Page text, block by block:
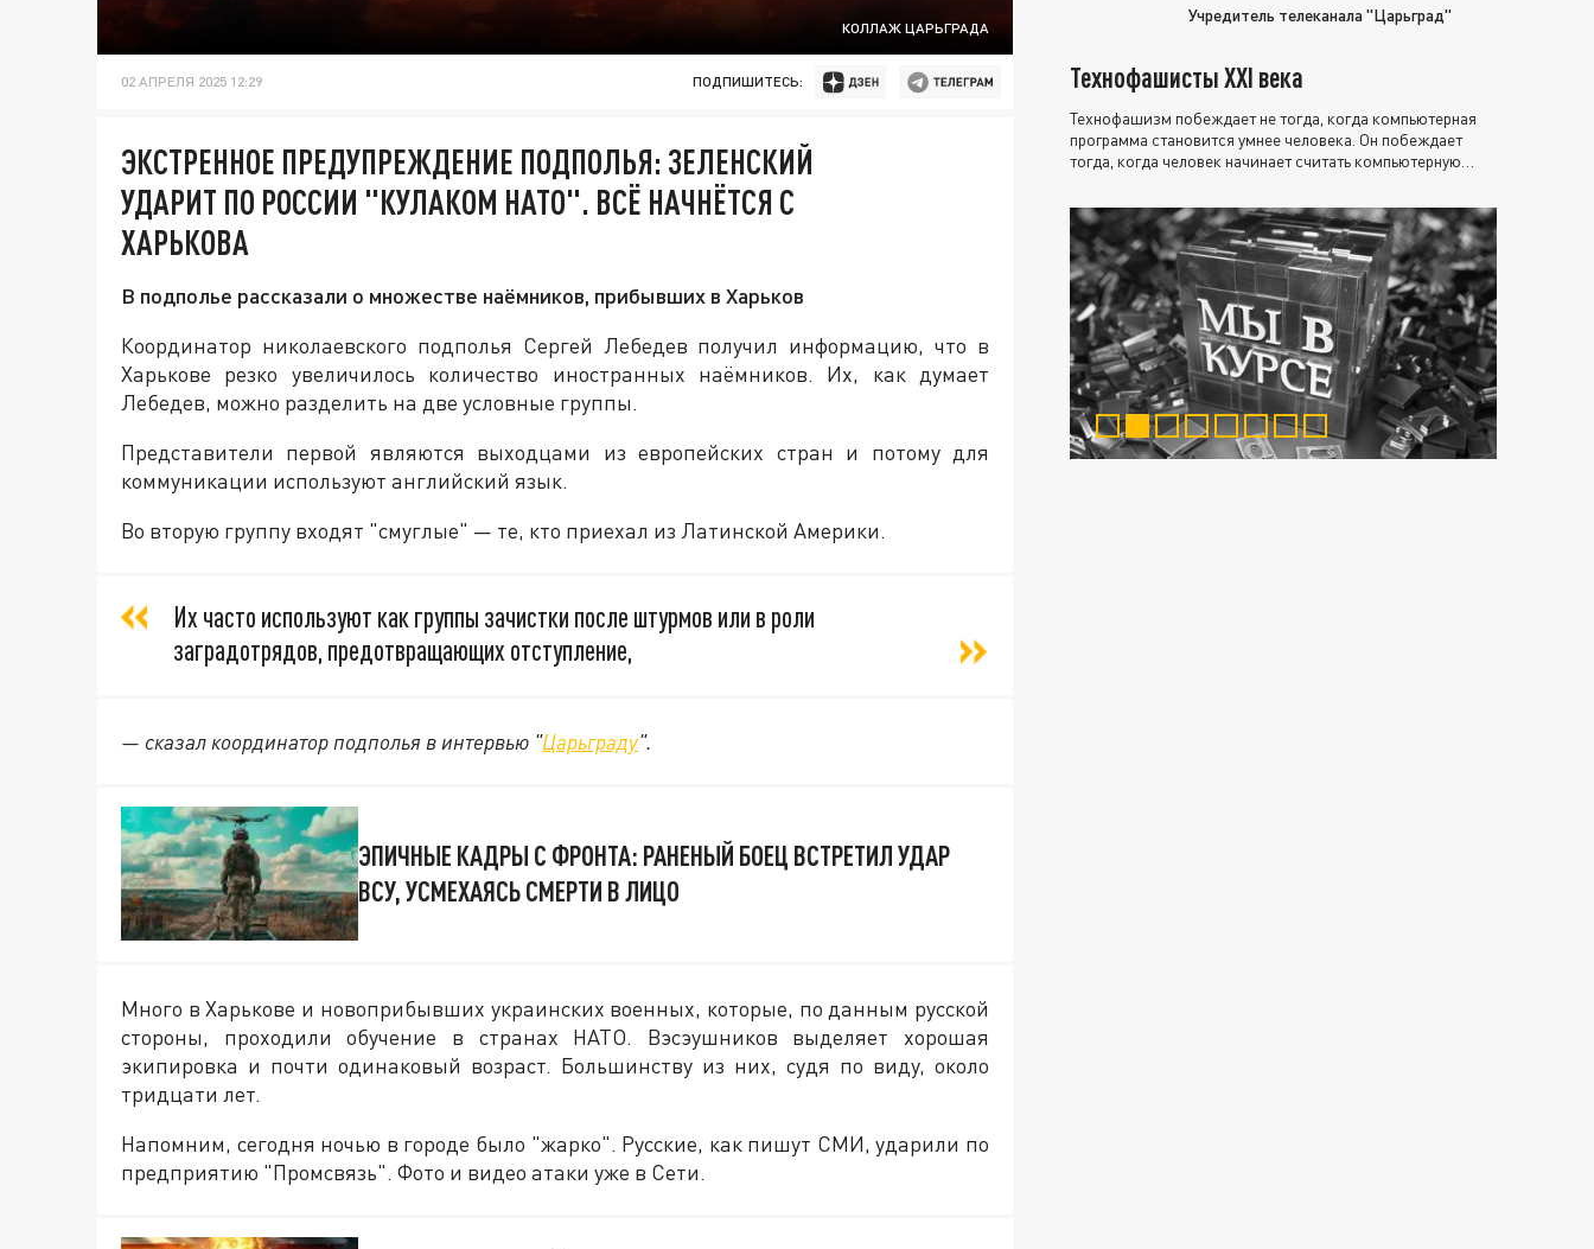
КОЛЛАЖ ЦАРЬГРАДА
02 АПРЕЛЯ 2025 12:29 ПОДПИШИТЕСЬ:
ЭКСТРЕННОЕ ПРЕДУПРЕЖДЕНИЕ ПОДПОЛЬЯ: ЗЕЛЕНСКИЙ
УДАРИТ ПО РОССИИ "КУЛАКОМ НАТО". ВСЁ НАЧНЁТСЯ С
ХАРЬКОВА
В подполье рассказали о множестве наёмников, прибывших в Харьков
Координатор николаевского подполья Сергей Лебедев получил информацию, что в
Харькове резко увеличилось количество иностранных наёмников. Их, как думает
Лебедев, можно разделить на две условные группы.
Представители первой являются выходцами из европейских стран и потому для
коммуникации используют английский язык.
Во вторую группу входят "смуглые" — те, кто приехал из Латинской Америки.
Их часто используют как группы зачистки после штурмов или в роли
заградотрядов, предотвращающих отступление,
— сказал координатор подполья в интервью "Царьграду".
ЭПИЧНЫЕ КАДРЫ С ФРОНТА: РАНЕНЫЙ БОЕЦ ВСТРЕТИЛ УДАР
ВСУ, УСМЕХАЯСЬ СМЕРТИ В ЛИЦО
Много в Харькове и новоприбывших украинских военных, которые, по данным русской
стороны, проходили обучение в странах НАТО. Вэсэушников выделяет хорошая
экипировка и почти одинаковый возраст. Большинству из них, судя по виду, около
тридцати лет.
Напомним, сегодня ночью в городе было "жарко". Русские, как пишут СМИ, ударили по
предприятию "Промсвязь". Фото и видео атаки уже в Сети.
Учредитель телеканала "Царьград"
Технофашисты XXI века
Технофашизм побеждает не тогда, когда компьютерная
программа становится умнее человека. Он побеждает
тогда, когда человек начинает считать компьютерную